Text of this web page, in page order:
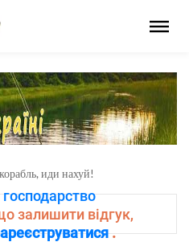
иди нахуй!
залишити відгук,
.